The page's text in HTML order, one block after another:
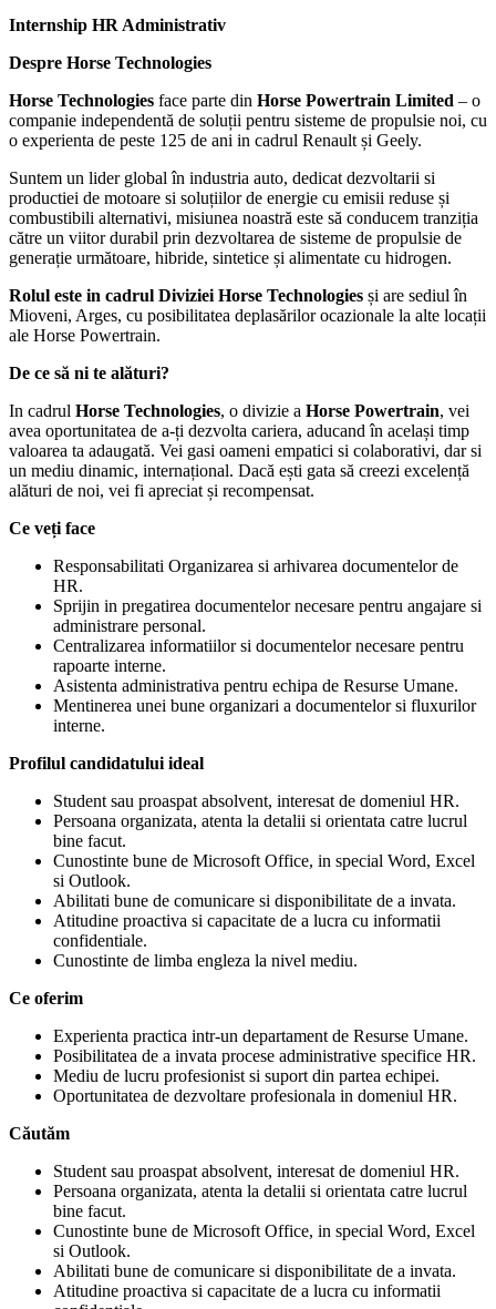
Internship HR Administrativ
Despre Horse Technologies
Horse Technologies face parte din Horse Powertrain Limited – o
companie independentă de soluții pentru sisteme de propulsie noi, cu
o experienta de peste 125 de ani in cadrul Renault și Geely.
Suntem un lider global în industria auto, dedicat dezvoltarii si
productiei de motoare si soluțiilor de energie cu emisii reduse și
combustibili alternativi, misiunea noastră este să conducem tranziția
către un viitor durabil prin dezvoltarea de sisteme de propulsie de
generație următoare, hibride, sintetice și alimentate cu hidrogen.
Rolul este in cadrul Diviziei Horse Technologies și are sediul în
Mioveni, Arges, cu posibilitatea deplasărilor ocazionale la alte locații
ale Horse Powertrain.
De ce să ni te alături?
In cadrul Horse Technologies, o divizie a Horse Powertrain, vei
avea oportunitatea de a-ți dezvolta cariera, aducand în același timp
valoarea ta adaugată. Vei gasi oameni empatici si colaborativi, dar si
un mediu dinamic, internațional. Dacă ești gata să creezi excelență
alături de noi, vei fi apreciat și recompensat.
Ce veți face
Responsabilitati Organizarea si arhivarea documentelor de
HR.
Sprijin in pregatirea documentelor necesare pentru angajare si
administrare personal.
Centralizarea informatiilor si documentelor necesare pentru
rapoarte interne.
Asistenta administrativa pentru echipa de Resurse Umane.
Mentinerea unei bune organizari a documentelor si fluxurilor
interne.
Profilul candidatului ideal
Student sau proaspat absolvent, interesat de domeniul HR.
Persoana organizata, atenta la detalii si orientata catre lucrul
bine facut.
Cunostinte bune de Microsoft Office, in special Word, Excel
si Outlook.
Abilitati bune de comunicare si disponibilitate de a invata.
Atitudine proactiva si capacitate de a lucra cu informatii
confidentiale.
Cunostinte de limba engleza la nivel mediu.
Ce oferim
Experienta practica intr-un departament de Resurse Umane.
Posibilitatea de a invata procese administrative specifice HR.
Mediu de lucru profesionist si suport din partea echipei.
Oportunitatea de dezvoltare profesionala in domeniul HR.
Căutăm
Student sau proaspat absolvent, interesat de domeniul HR.
Persoana organizata, atenta la detalii si orientata catre lucrul
bine facut.
Cunostinte bune de Microsoft Office, in special Word, Excel
si Outlook.
Abilitati bune de comunicare si disponibilitate de a invata.
Atitudine proactiva si capacitate de a lucra cu informatii